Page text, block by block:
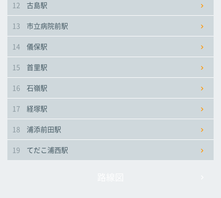
浦添前田駅
浦添前田駅
浦添前田駅
12 古島駅
13 市立病院前駅
14 儀保駅
15 首里駅
16 石嶺駅
17 経塚駅
18 浦添前田駅
19 てだこ浦西駅